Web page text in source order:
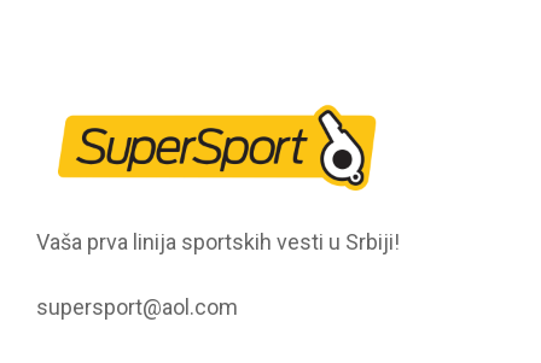
Vaša prva linija sportskih vesti u Srbiji!
supersport@aol.com